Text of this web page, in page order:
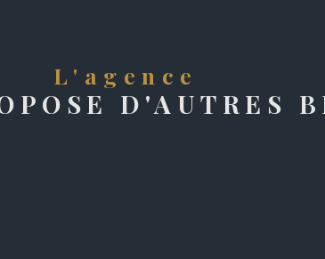
l'agence
D'AUTRES